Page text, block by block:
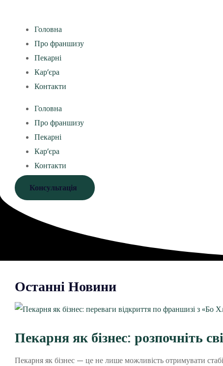
Головна
Про франшизу
Пекарні
Кар’єра
Контакти
Головна
Про франшизу
Пекарні
Кар’єра
Контакти
Консультація
Останні Новини
Пекарня як бізнес: розпочніть
Пекарня як бізнес — це не лише можливість отримувати